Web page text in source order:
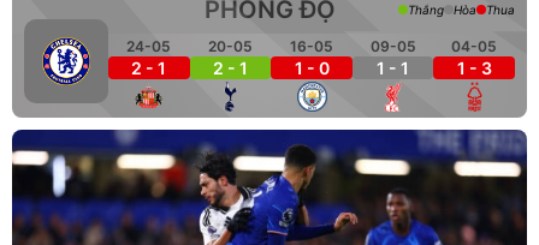
PHONG ĐỘ
24-05
2 - 1
20-05
2 - 1
16-05
1 - 0
09-05
1 - 1
04-05
1 - 3
Thắng Hòa Thua